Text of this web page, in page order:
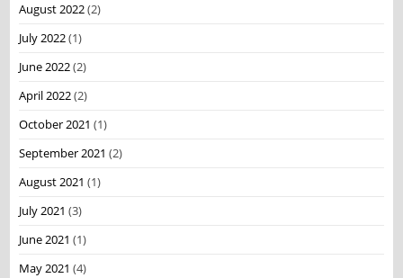
August 2022(2)
July 2022(1)
June 2022(2)
April 2022(2)
October 2021 (1)
September 2021 (2)
August 2021 (1)
July 2021 (3)
June 2021 (1)
May 2021 (4)